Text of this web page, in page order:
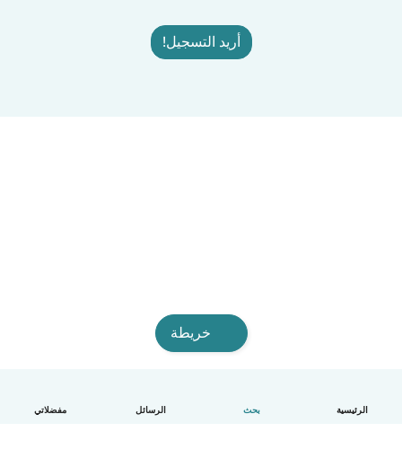
الرئيسية بحث الرسائل مفضلاتي
أريد التسجيل!
خريطة